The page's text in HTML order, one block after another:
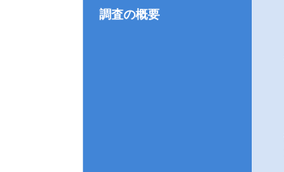
調査の概要